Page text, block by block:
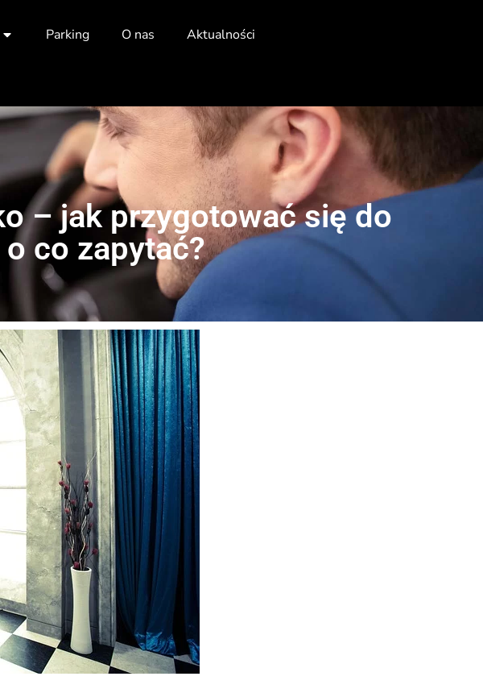
Parking O nas Aktualności
– jak przygotować się do
co zapytać?